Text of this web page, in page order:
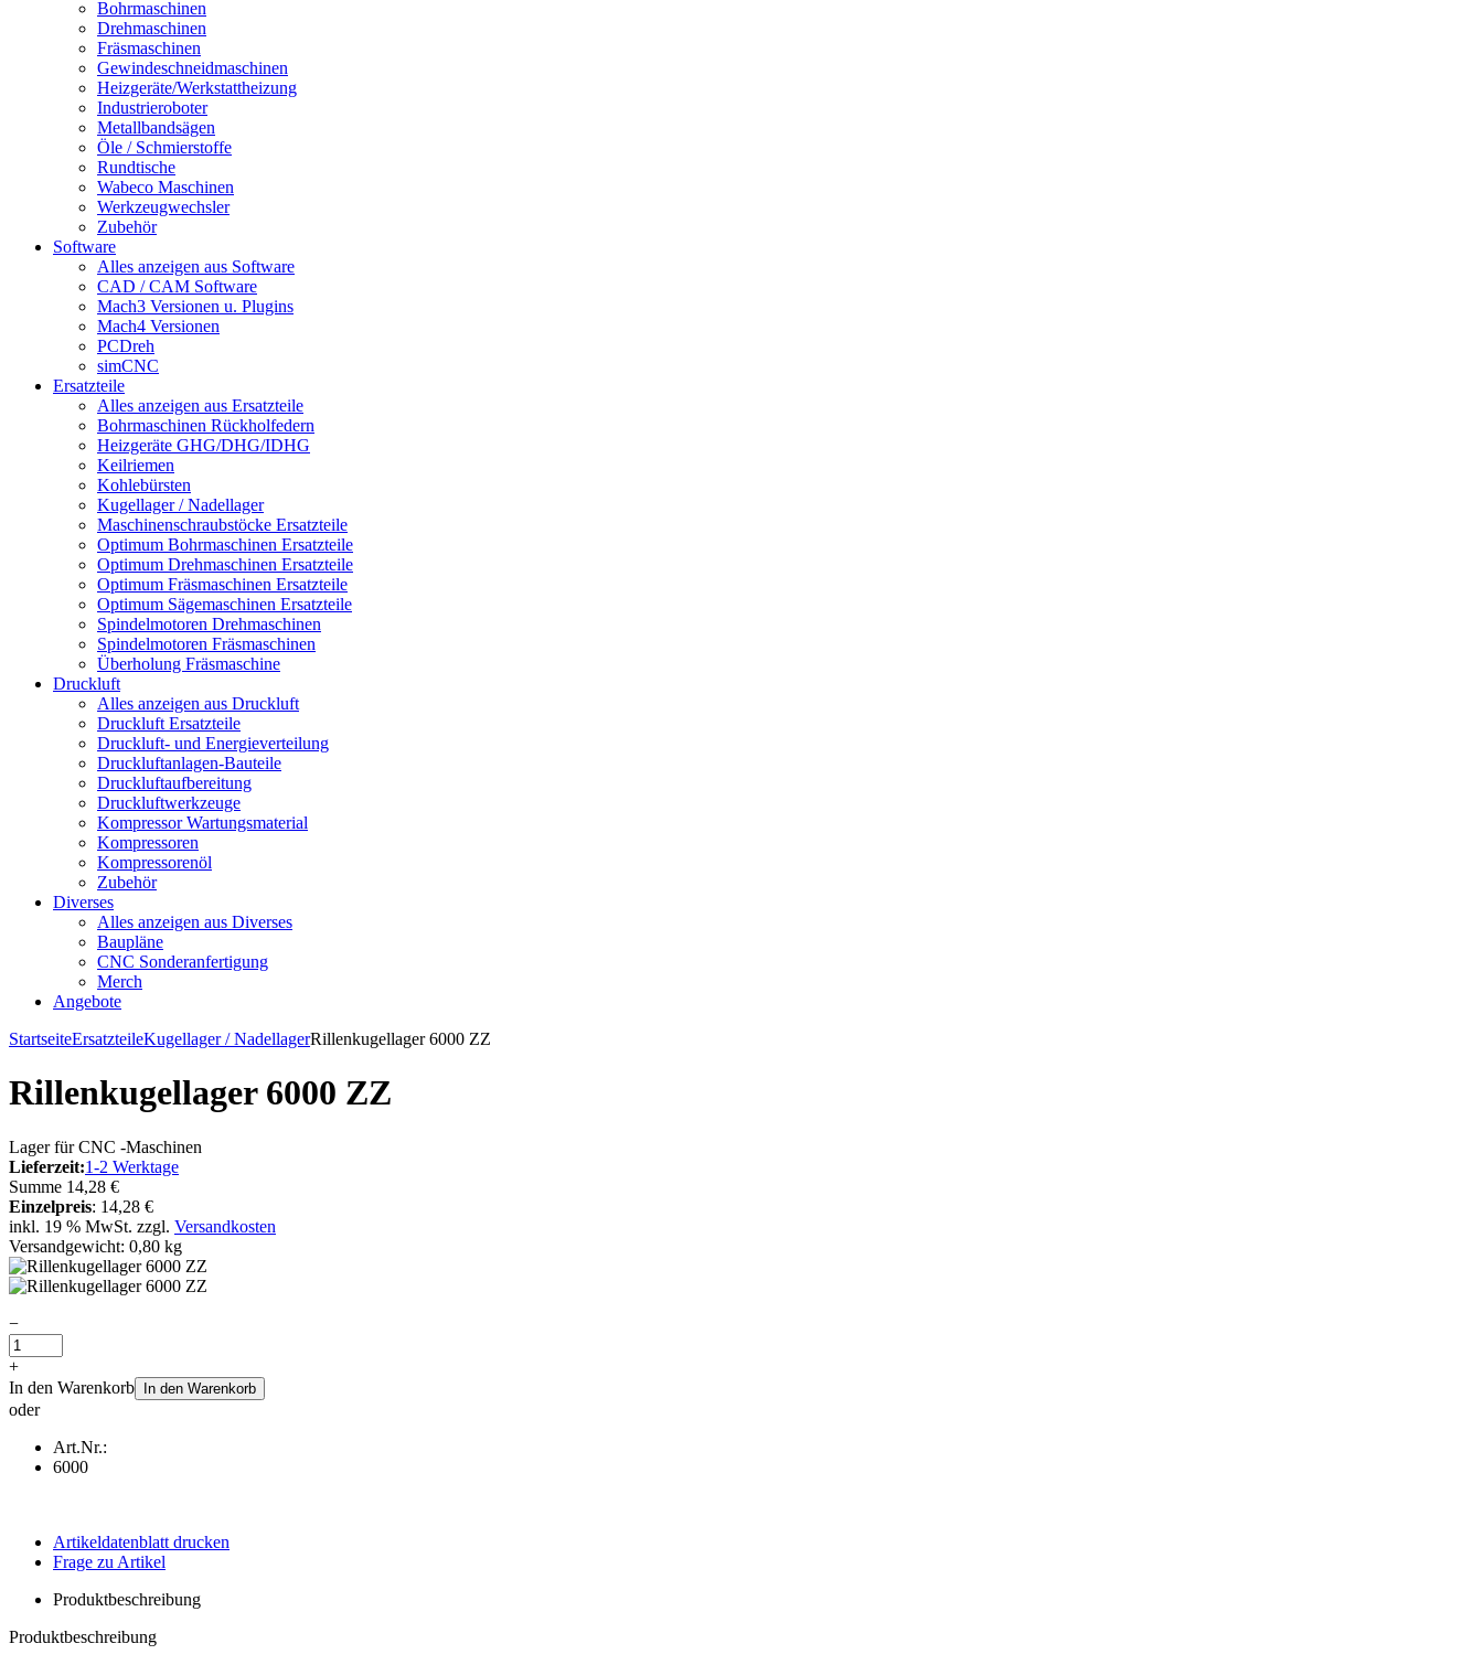
Bohrmaschinen
Drehmaschinen
Fräsmaschinen
Gewindeschneidmaschinen
Heizgeräte/Werkstattheizung
Industrieroboter
Metallbandsägen
Öle / Schmierstoffe
Rundtische
Wabeco Maschinen
Werkzeugwechsler
Zubehör
Software
Alles anzeigen aus Software
CAD / CAM Software
Mach3 Versionen u. Plugins
Mach4 Versionen
PCDreh
simCNC
Ersatzteile
Alles anzeigen aus Ersatzteile
Bohrmaschinen Rückholfedern
Heizgeräte GHG/DHG/IDHG
Keilriemen
Kohlebürsten
Kugellager / Nadellager
Maschinenschraubstöcke Ersatzteile
Optimum Bohrmaschinen Ersatzteile
Optimum Drehmaschinen Ersatzteile
Optimum Fräsmaschinen Ersatzteile
Optimum Sägemaschinen Ersatzteile
Spindelmotoren Drehmaschinen
Spindelmotoren Fräsmaschinen
Überholung Fräsmaschine
Druckluft
Alles anzeigen aus Druckluft
Druckluft Ersatzteile
Druckluft- und Energieverteilung
Druckluftanlagen-Bauteile
Druckluftaufbereitung
Druckluftwerkzeuge
Kompressor Wartungsmaterial
Kompressoren
Kompressorenöl
Zubehör
Diverses
Alles anzeigen aus Diverses
Baupläne
CNC Sonderanfertigung
Merch
Angebote
StartseiteErsatzteileKugellager / NadellagerRillenkugellager 6000 ZZ
Rillenkugellager 6000 ZZ
Lager für CNC -Maschinen
Lieferzeit:1-2 Werktage
Summe 14,28 €
Einzelpreis: 14,28 €
inkl. 19 % MwSt. zzgl. Versandkosten
Versandgewicht: 0,80 kg
−
+
In den Warenkorb
In den Warenkorb
oder
Art.Nr.:
6000
Artikeldatenblatt drucken
Frage zu Artikel
Produktbeschreibung
Produktbeschreibung